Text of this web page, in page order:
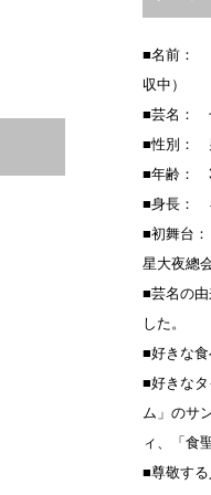
■名前：
収中）
■芸名：
■性別：
■年齢：
■身長：
■初舞台
星大夜總会
■芸名の
した。
■好きな
■好きな
ム」のサ
ィ、「食
■尊敬す